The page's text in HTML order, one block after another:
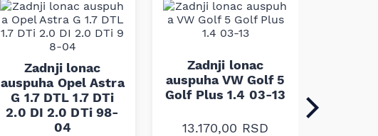
Zadnji lonac
auspuha Opel Astra
G 1.7 DTL 1.7 DTi
2.0 DI 2.0 DTi 98-
04
Zadnji lonac
auspuha VW Golf 5
Golf Plus 1.4 03-13
13.170,00 RSD